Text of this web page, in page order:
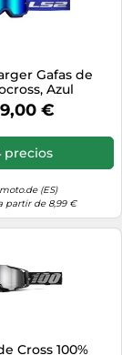
Gafas de
Azul
€
precios
(ES)
partir de 8,99 €
Cross 100%